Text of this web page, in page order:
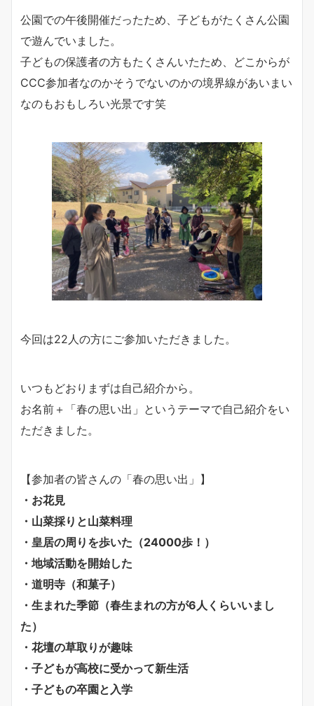
公園での午後開催だったため、子どもがたくさん公園
で遊んでいました。
子どもの保護者の方もたくさんいたため、どこからが
CCC参加者なのかそうでないのかの境界線があいまい
なのもおもしろい光景です笑
今回は22人の方にご参加いただきました。
いつもどおりまずは自己紹介から。
お名前＋「春の思い出」というテーマで自己紹介をい
ただきました。
【参加者の皆さんの「春の思い出」】
・お花見
・山菜採りと山菜料理
・皇居の周りを歩いた（24000歩！）
・地域活動を開始した
・道明寺（和菓子）
・生まれた季節（春生まれの方が6人くらいいまし
た）
・花壇の草取りが趣味
・子どもが高校に受かって新生活
・子どもの卒園と入学